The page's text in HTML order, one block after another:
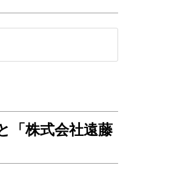
「株式会社遠藤